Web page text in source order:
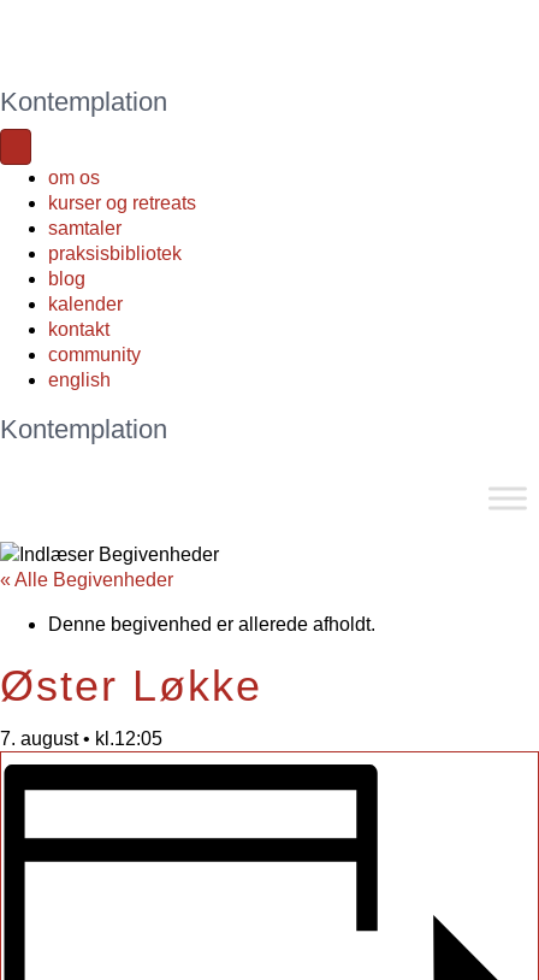
Kontemplation
om os
kurser og retreats
samtaler
praksisbibliotek
blog
kalender
kontakt
community
english
Kontemplation
« Alle Begivenheder
Denne begivenhed er allerede afholdt.
Øster Løkke
7. august • kl.12:05